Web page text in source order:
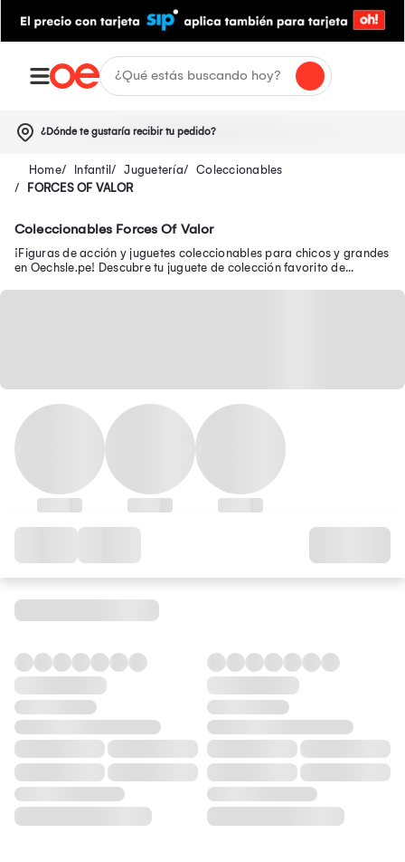
¿Dónde te gustaría recibir tu pedido?
Infantil Juguetería
Coleccionables
FORCES OF VALOR
Coleccionables Forces Of Valor
¡Figuras de acción y juguetes coleccionables para chicos y grandes
en Oechsle.pe! Descubre tu juguete de colección favorito de